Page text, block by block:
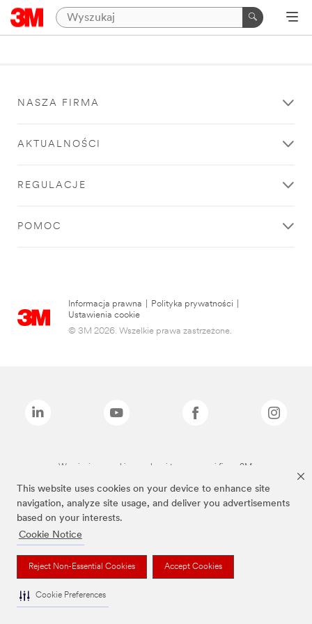
This website uses cookies on your device to enhance site
navigation, analyze site usage, and deliver you advertisements
based on your interests.
Cookie Notice
Reject Non-Essential Cookies Accept Cookies
Cookie Preferences
NASZA FIRMA
AKTUALNOŚCI
REGULACJE
POMOC
Informacja prawna Polityka prywatności
Ustawienia cookie
© 3M 2026. Wszelkie prawa zastrzeżone.
Wymienione marki są znakami towarowymi firmy 3M.